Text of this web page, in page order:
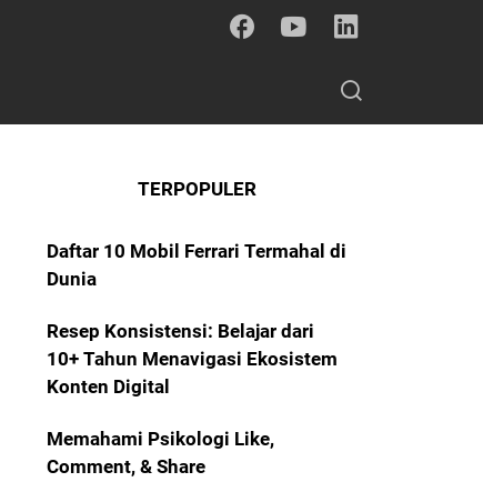
TERPOPULER
Daftar 10 Mobil Ferrari Termahal di
Dunia
Resep Konsistensi: Belajar dari
10+ Tahun Menavigasi Ekosistem
Konten Digital
Memahami Psikologi Like,
Comment, & Share